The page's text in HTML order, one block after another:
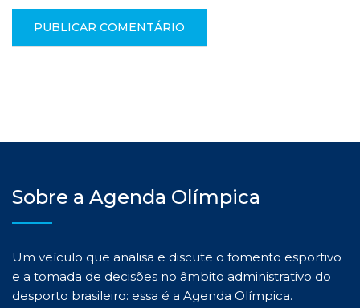
Sobre a Agenda Olímpica
Um veículo que analisa e discute o fomento esportivo
e a tomada de decisões no âmbito administrativo do
desporto brasileiro: essa é a Agenda Olímpica.